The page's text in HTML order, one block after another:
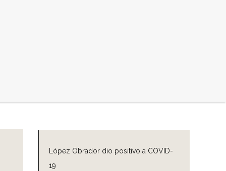
López Obrador dio positivo a COVID-
19